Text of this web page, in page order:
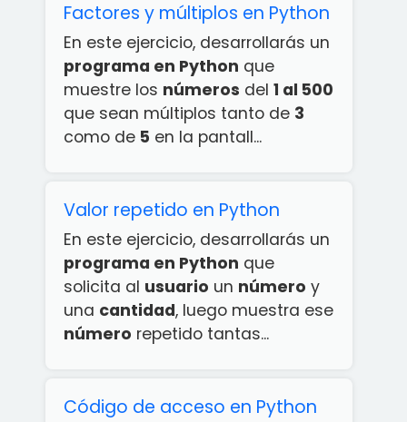
Factores y múltiplos en Python
En este ejercicio, desarrollarás un
programa en Python que
muestre los números del 1 al 500
que sean múltiplos tanto de 3
como de 5 en la pantall...
Valor repetido en Python
En este ejercicio, desarrollarás un
programa en Python que
solicita al usuario un número y
una cantidad, luego muestra ese
número repetido tantas...
Código de acceso en Python